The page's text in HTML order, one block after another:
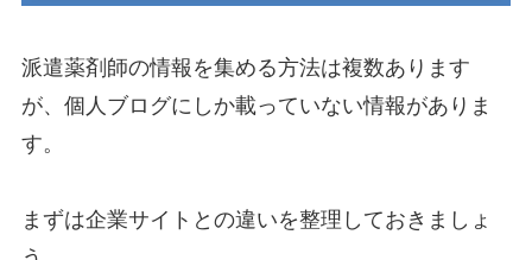
派遣薬剤師の情報を集める方法は複数あります
が、個人ブログにしか載っていない情報がありま
す。
まずは企業サイトとの違いを整理しておきましょ